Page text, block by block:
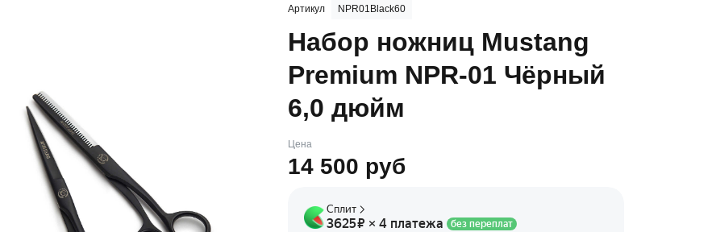
Артикул NPR01Black60
Набор ножниц Mustang
Premium NPR-01 Чёрный
6,0 дюйм
Цена
14 500 руб